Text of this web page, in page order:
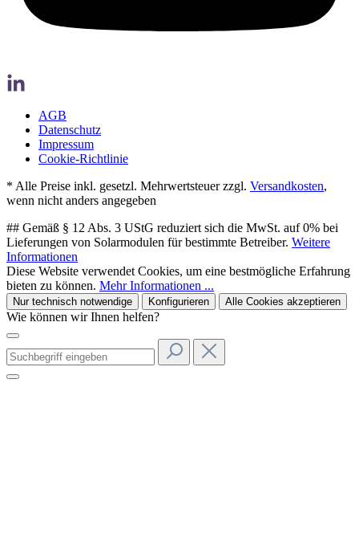
AGB
Datenschutz
Impressum
Cookie-Richtlinie
* Alle Preise inkl. gesetzl. Mehrwertsteuer zzgl. Versandkosten,
wenn nicht anders angegeben
## Gemäß § 12 Abs. 3 UStG reduziert sich die MwSt. auf 0% bei
Lieferungen von Solarmodulen für bestimmte Betreiber. Weitere
Informationen
Diese Website verwendet Cookies, um eine bestmögliche Erfahrung
bieten zu können. Mehr Informationen ...
Nur technisch notwendige Konfigurieren Alle Cookies akzeptieren
Wie können wir Ihnen helfen?